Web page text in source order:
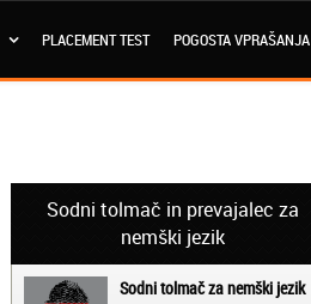
PLACEMENT TEST POGOSTA VPRAŠANJA
Sodni tolmač in prevajalec za
nemški jezik
Sodni tolmač za nemški jezik